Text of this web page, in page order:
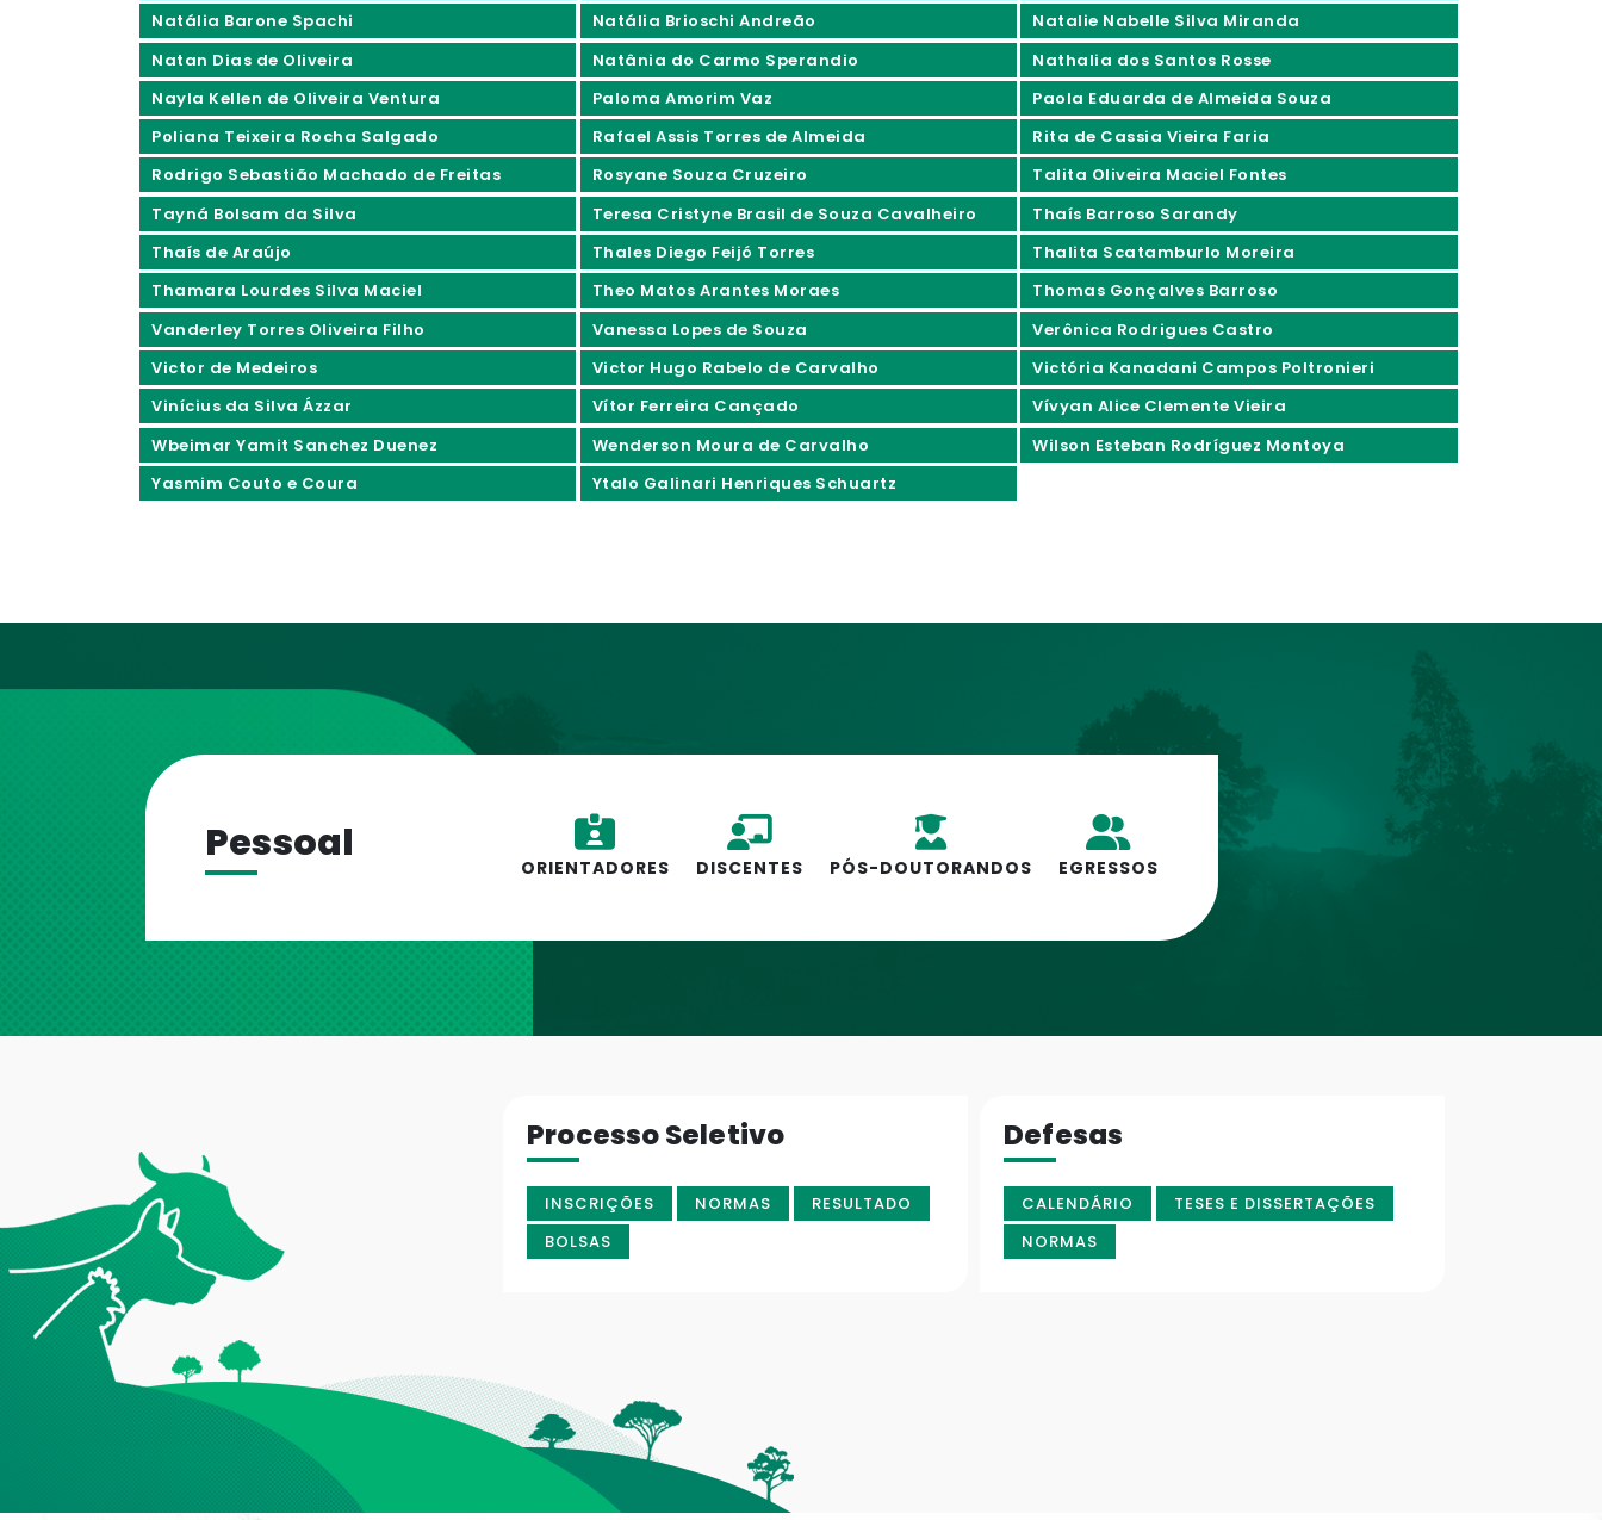
Natália Barone Spachi
Natália Brioschi Andreão
Natalie Nabelle Silva Miranda
Natan Dias de Oliveira
Natânia do Carmo Sperandio
Nathalia dos Santos Rosse
Nayla Kellen de Oliveira Ventura
Paloma Amorim Vaz
Paola Eduarda de Almeida Souza
Poliana Teixeira Rocha Salgado
Rafael Assis Torres de Almeida
Rita de Cassia Vieira Faria
Rodrigo Sebastião Machado de Freitas
Rosyane Souza Cruzeiro
Talita Oliveira Maciel Fontes
Tayná Bolsam da Silva
Teresa Cristyne Brasil de Souza Cavalheiro
Thaís Barroso Sarandy
Thaís de Araújo
Thales Diego Feijó Torres
Thalita Scatamburlo Moreira
Thamara Lourdes Silva Maciel
Theo Matos Arantes Moraes
Thomas Gonçalves Barroso
Vanderley Torres Oliveira Filho
Vanessa Lopes de Souza
Verônica Rodrigues Castro
Victor de Medeiros
Victor Hugo Rabelo de Carvalho
Victória Kanadani Campos Poltronieri
Vinícius da Silva Ázzar
Vítor Ferreira Cançado
Vívyan Alice Clemente Vieira
Wbeimar Yamit Sanchez Duenez
Wenderson Moura de Carvalho
Wilson Esteban Rodríguez Montoya
Yasmim Couto e Coura
Ytalo Galinari Henriques Schuartz
Pessoal
ORIENTADORES DISCENTES PÓS-DOUTORANDOS EGRESSOS
Processo Seletivo
INSCRIÇÕES NORMAS
RESULTADO
BOLSAS
Defesas
CALENDÁRIO
TESES E DISSERTAÇÕES
NORMAS